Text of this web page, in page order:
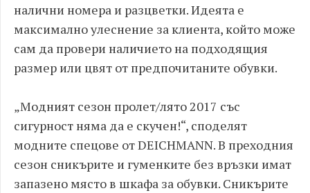
налични номера и разцветки. Идеята е
максимално улеснение за клиента, който може
сам да провери наличието на подходящия
размер или цвят от предпочитаните обувки.
„Модният сезон пролет/лято 2017 със
сигурност няма да е скучен!“, споделят
модните спецове от DEICHMANN. В преходния
сезон сникърите и гуменките без връзки имат
запазено място в шкафа за обувки. Сникърите